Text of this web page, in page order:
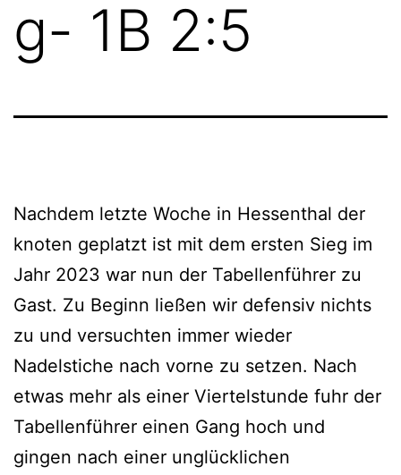
g- 1B 2:5
Nachdem letzte Woche in Hessenthal der
knoten geplatzt ist mit dem ersten Sieg im
Jahr 2023 war nun der Tabellenführer zu
Gast. Zu Beginn ließen wir defensiv nichts
zu und versuchten immer wieder
Nadelstiche nach vorne zu setzen. Nach
etwas mehr als einer Viertelstunde fuhr der
Tabellenführer einen Gang hoch und
gingen nach einer unglücklichen